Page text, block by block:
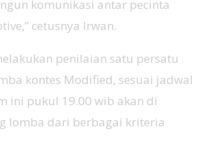
komunikasi antar pecinta
cetusnya Irwan.
penilaian satu persatu
kontes Modified, sesuai jadwal
ini pukul 19.00 wib akan di
lomba dari berbagai kriteria